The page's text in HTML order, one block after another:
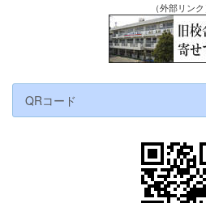
（外部リンク
QRコード